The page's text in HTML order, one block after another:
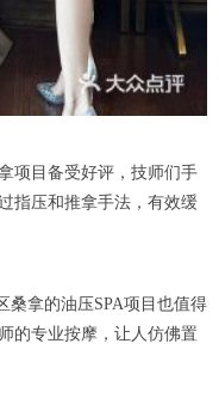
目备受好评，技师们手
指压和推拿手法，有效缓
拿的油压SPA项目也值得
的专业按摩，让人仿佛置